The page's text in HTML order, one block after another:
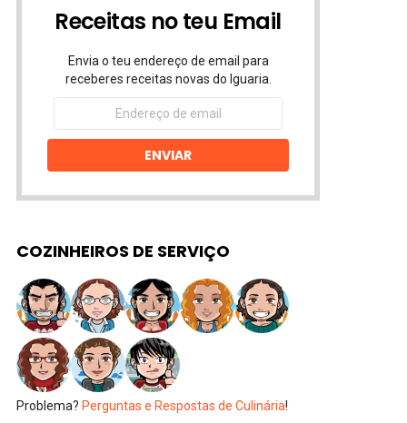
Receitas no teu Email
Envia o teu endereço de email para
receberes receitas novas do Iguaria.
Endereço
email
ENVIAR
COZINHEIROS DE SERVIÇO
Problema? Perguntas e Respostas de Culinária!